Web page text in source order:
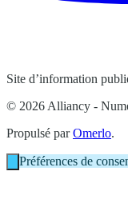
Site d’information
© 2026 Alliancy -
Propulsé parOmerlo.
Préférences de